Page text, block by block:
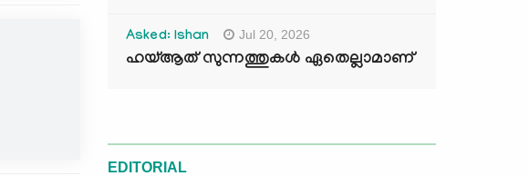
Asked: Ishan Jul 20, 2026
ഹയ്ആത് സുന്നത്തുകൾ ഏതെല്ലാമാണ്
EDITORIAL